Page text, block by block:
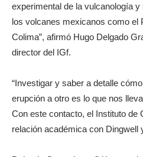
experimental de la vulcanología
los volcanes mexicanos como el
Colima”, afirmó Hugo Delgado
director del IGf.
“Investigar y saber a detalle
erupción a otro es lo que nos
Con este contacto, el Instituto de
relación académica con Dingwell